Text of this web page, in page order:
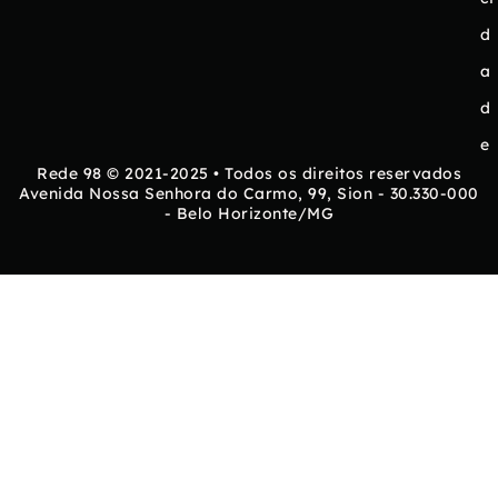
d
a
d
e
Rede 98 © 2021-2025 • Todos os direitos reservados
Avenida Nossa Senhora do Carmo, 99, Sion - 30.330-000
- Belo Horizonte/MG